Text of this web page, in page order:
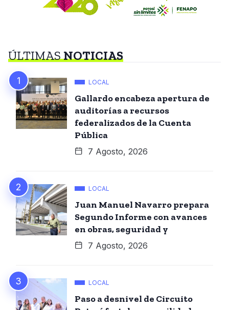
ÚLTIMASNOTICIAS
LOCAL
Gallardo encabeza apertura de
auditorías a recursos
federalizados de la Cuenta
Pública
7 Agosto, 2026
LOCAL
Juan Manuel Navarro prepara
Segundo Informe con avances
en obras, seguridad y
7 Agosto, 2026
LOCAL
Paso a desnivel de Circuito